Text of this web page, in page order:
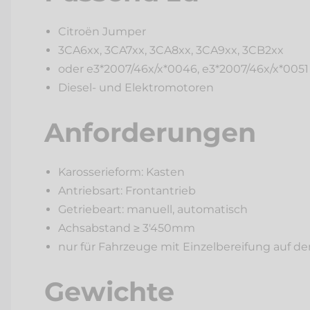
Um Ihre Anhängelast aufzulasten, verbauen
entwickelt. Eine anerkannte Prüfstelle (DTC
Gutachten der Prüfstelle wird beim
Citroën Jumper
3CA6xx, 3CA7xx, 3CA8xx, 3CA9xx, 3CB2xx
oder e3*2007/46x/x*0046, e3*2007/46x/x*0051
Diesel- und Elektromotoren
Anforderungen
Karosserieform: Kasten
Antriebsart: Frontantrieb
Getriebeart: manuell, automatisch
Achsabstand ≥ 3'450mm
nur für Fahrzeuge mit Einzelbereifung auf
Gewichte